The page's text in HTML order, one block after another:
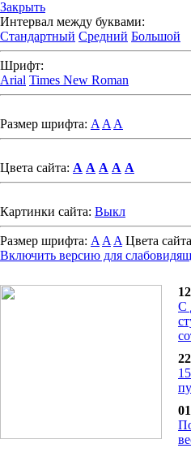
Закрыть
Интервал между буквами:
Стандартный Средний Большой
Шрифт:
Arial Times New Roman
Размер шрифта: A A A
Цвета сайта: A A A A A
Картинки сайта: Выкл
Размер шрифта: A A A Цвета
Включить версию для
С